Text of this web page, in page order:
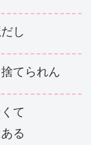
し
てられん
て
る